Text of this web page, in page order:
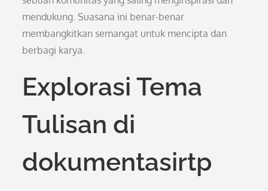
mendukung. Suasana ini benar-benar
membangkitkan semangat untuk mencipta dan
berbagi karya.
Explorasi Tema
Tulisan di
dokumentasirtp